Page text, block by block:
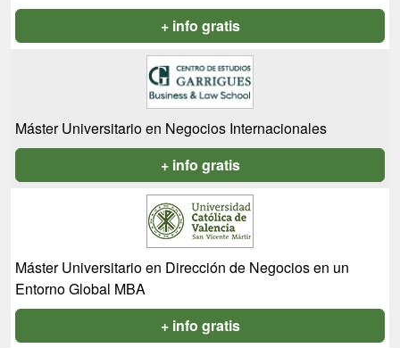
+ info gratis
Máster Universitario en Negocios Internacionales
+ info gratis
Máster Universitario en Dirección de Negocios en un
Entorno Global MBA
+ info gratis